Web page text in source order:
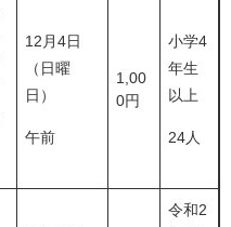
12月4日
（日曜
日）
午前
1,00
0円
小学4
年生
以上
24人
令和2